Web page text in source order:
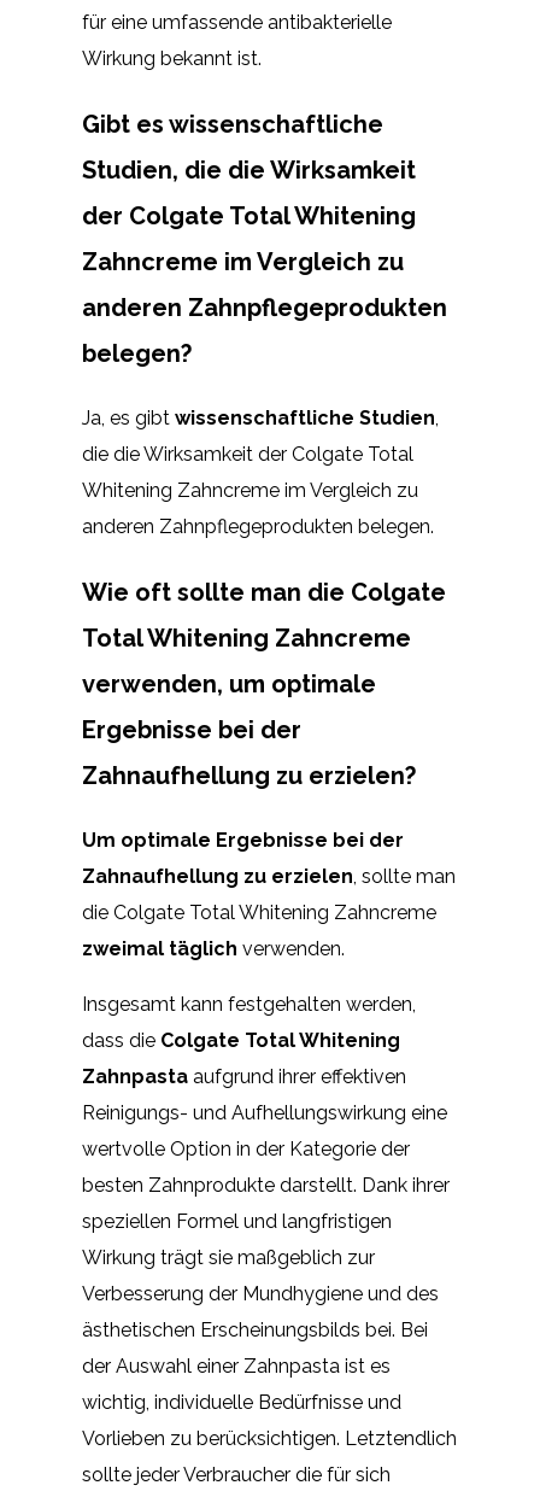
für eine umfassende antibakterielle
Wirkung bekannt ist.
Gibt es wissenschaftliche
Studien, die die Wirksamkeit
der Colgate Total Whitening
Zahncreme im Vergleich zu
anderen Zahnpflegeprodukten
belegen?
Ja, es gibt wissenschaftliche Studien,
die die Wirksamkeit der Colgate Total
Whitening Zahncreme im Vergleich zu
anderen Zahnpflegeprodukten belegen.
Wie oft sollte man die Colgate
Total Whitening Zahncreme
verwenden, um optimale
Ergebnisse bei der
Zahnaufhellung zu erzielen?
Um optimale Ergebnisse bei der
Zahnaufhellung zu erzielen, sollte man
die Colgate Total Whitening Zahncreme
zweimal täglich verwenden.
Insgesamt kann festgehalten werden,
dass die Colgate Total Whitening
Zahnpasta aufgrund ihrer effektiven
Reinigungs- und Aufhellungswirkung eine
wertvolle Option in der Kategorie der
besten Zahnprodukte darstellt. Dank ihrer
speziellen Formel und langfristigen
Wirkung trägt sie maßgeblich zur
Verbesserung der Mundhygiene und des
ästhetischen Erscheinungsbilds bei. Bei
der Auswahl einer Zahnpasta ist es
wichtig, individuelle Bedürfnisse und
Vorlieben zu berücksichtigen. Letztendlich
sollte jeder Verbraucher die für sich